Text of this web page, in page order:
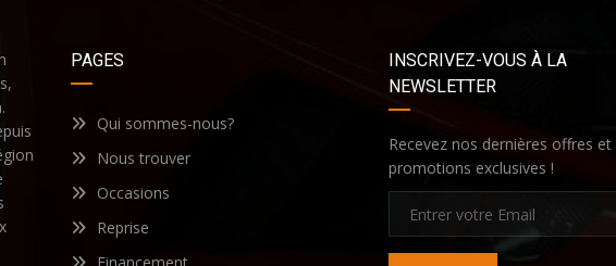
PAGES
Qui sommes-nous?
Nous trouver
Occasions
Reprise
INSCRIVEZ-VOUS À LA
NEWSLETTER
Recevez nos dernières offres et
promotions exclusives !